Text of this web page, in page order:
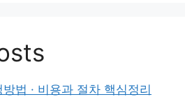
법 · 비용과 절차 핵심정리